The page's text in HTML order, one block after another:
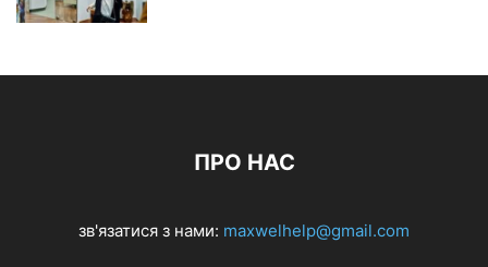
ПРО НАС
зв'язатися з нами: maxwelhelp@gmail.com